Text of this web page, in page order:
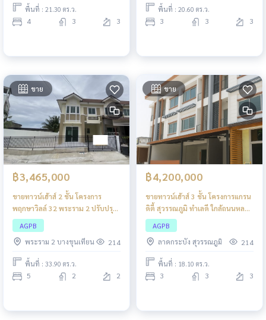
พื้นที่ : 21.30 ตร.ว.
4 3 3
พื้นที่ : 20.60 ตร.ว.
3 3 3
ขาย
฿3,465,000
ขายทาวน์เฮ้าส์ 2 ชั้น โครงการ
พฤกษาวิลล์ 32 พระราม 2 ปรับปรุง
ใหม่
AGPB
พระราม 2 บางขุนเทียน
214
พื้นที่ : 33.90 ตร.ว.
5 2 2
ขาย
฿4,200,000
ขายทาวน์เฮ้าส์ 3 ชั้น โครงการแกรน
ดิตี้ สุวรรณภูมิ ทำเลดี ใกล้ถนนหลวง
แพ่ง เดินทางสะดวก เชื่อมต่อถนน
ลาดกระบัง ถนนร่มเกล้า และ
มอเตอร์เวย์ กรุงเทพ–ชลบุรี
AGPB
ลาดกระบัง สุวรรณภูมิ
214
พื้นที่ : 18.10 ตร.ว.
3 3 3